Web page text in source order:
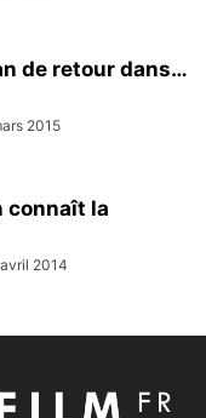
de retour dans…
2015
connaît la
2014